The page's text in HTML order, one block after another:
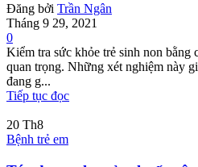
Đăng bởi Trần Ngân
Tháng 9 29, 2021
0
Kiểm tra sức khỏe trẻ sinh non bằng
quan trọng. Những xét nghiệm này
đang g...
Tiếp tục đọc
20 Th8
Bệnh trẻ em